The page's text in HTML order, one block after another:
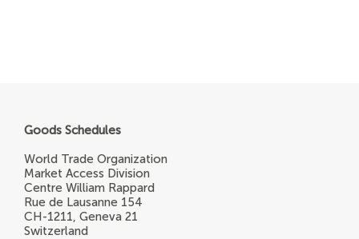
Goods Schedules
World Trade Organization
Market Access Division
Centre William Rappard
Rue de Lausanne 154
CH-1211, Geneva 21
Switzerland